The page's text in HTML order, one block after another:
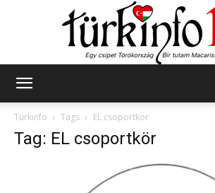
Türkinfo
Tags EL csoportkör
Tag: EL csoportkör